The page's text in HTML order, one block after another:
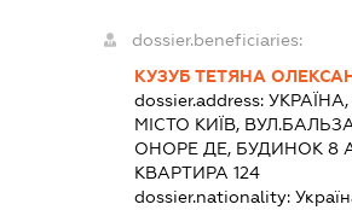
dossier.beneficiaries:
КУЗУБ ТЕТЯНА
dossier.address:УКРАЇНА,
МІСТО КИЇВ,
ОНОРЕ ДЕ, БУДИНОК 8
КВАРТИРА 124
dossier.nationality: